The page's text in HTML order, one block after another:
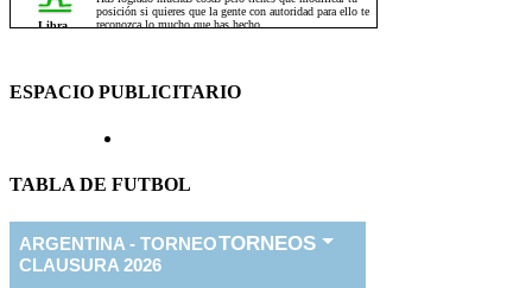
ESPACIO PUBLICITARIO
TABLA DE FUTBOL